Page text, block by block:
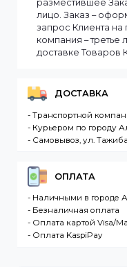
на складе. Если
выбранные
заказ
Вашего
отсутствует на
стараемся
быстрее, и 90%
течение 1 дня. В
Интернет-
разместившее
лицо. Заказ –
запрос Клиента
компания –
доставке